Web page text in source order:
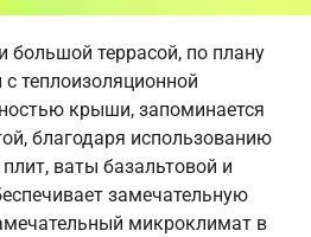
большой террасой, по плану
теплоизоляционной
крыши, запоминается
благодаря использованию
ваты базальтовой и
замечательную
микроклимат в